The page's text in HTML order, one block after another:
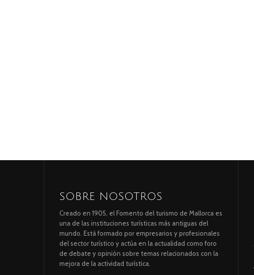
SOBRE NOSOTROS
Creado en 1905, el Fomento del turismo de Mallorca es
una de las instituciones turísticas más antiguas del
mundo. Está formado por empresarios y profesionales
del sector turístico y actúa en la actualidad como foro
de debate y opinión sobre temas relacionados con la
mejora de la actividad turística.